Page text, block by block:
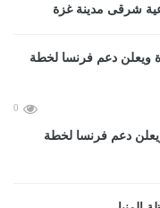
شرقى مدينة غزة
0
دعم فرنسا لخطة